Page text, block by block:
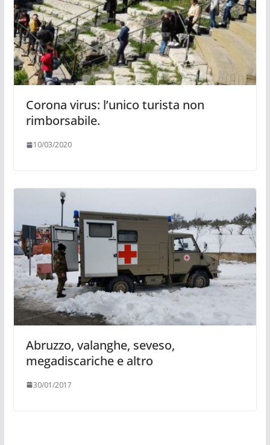
Corona virus: l’unico turista non
rimborsabile.
10/03/2020
Abruzzo, valanghe, seveso,
megadiscariche e altro
30/01/2017